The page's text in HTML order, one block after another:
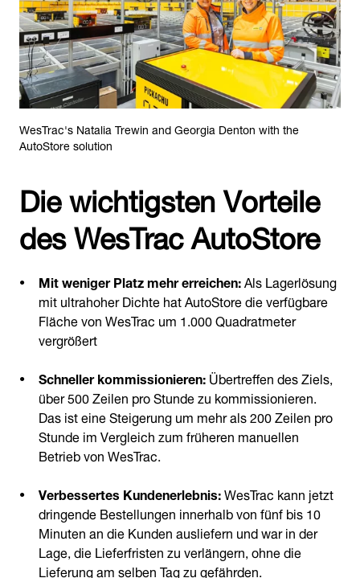
WesTrac's Natalia Trewin and Georgia Denton with the
AutoStore solution
Die wichtigsten Vorteile
des WesTrac AutoStore
Mit weniger Platz mehr erreichen:Als Lagerlösung
mit ultrahoher Dichte hat AutoStore die verfügbare
Fläche von WesTrac um 1.000 Quadratmeter
vergrößert
Schneller kommissionieren:Übertreffen des Ziels,
über 500 Zeilen pro Stunde zu kommissionieren.
Das ist eine Steigerung um mehr als 200 Zeilen pro
Stunde im Vergleich zum früheren manuellen
Betrieb von WesTrac.
Verbessertes Kundenerlebnis:WesTrac kann jetzt
dringende Bestellungen innerhalb von fünf bis 10
Minuten an die Kunden ausliefern und war in der
Lage, die Lieferfristen zu verlängern, ohne die
Lieferung am selben Tag zu gefährden.